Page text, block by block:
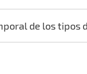
de los tipos